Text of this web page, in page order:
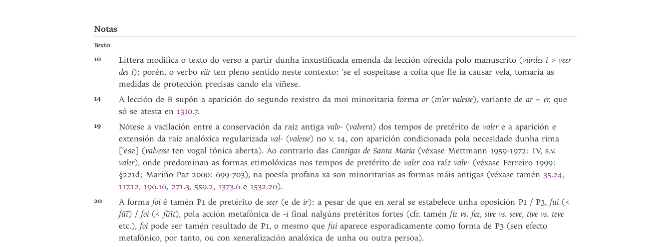
Notas
Texto
10
Littera modifica o texto do verso a partir dunha inxustificada emenda da lección ofrecida polo manuscrito (viirdes i> veer
des i); porén, o verbo viir ten pleno sentido neste contexto: ‘se el sospeitase a coita que lle ía causar vela, tomaría as
medidas de protección precisas cando ela viñese.
14 A lección de B supón a aparición do segundo rexistro da moi minoritaria forma or (m’or valesse), variante de ar ~ er, que
só se atesta en 1310.7.
19 Nótese a vacilación entre a conservación da raíz antiga valv- (valvera) dos tempos de pretérito de valer e a aparición e
extensión da raíz analóxica regularizada val- (valesse) no v. 14, con aparición condicionada pola necesidade dunha rima
[‘ese] (valvesse ten vogal tónica aberta). Ao contrario das Cantigas de Santa Maria (véxase Mettmann 1959-1972: IV, s.v.
valer), onde predominan as formas etimolóxicas nos tempos de pretérito de valer coa raíz valv- (véxase Ferreiro 1999:
§221d; Mariño Paz 2000: 699-703), na poesía profana xa son minoritarias as formas máis antigas (véxase tamén 35.24,
117.12, 196.16, 271.3, 559.2, 1373.6 e 1532.20).
20 A forma foié tamén P1 de pretérito de seer(e de ir): a pesar de que en xeral se estabelece unha oposición P1 / P3, fui(<
fŭī) / foi(< fŭĭt), pola acción metafónica de -ī final nalgúns pretéritos fortes (cfr. tamén fiz vs. fez, sive vs. seve, tive vs. teve
etc.), foipode ser tamén resultado de P1, o mesmo que fui aparece esporadicamente como forma de P3 (sen efecto
metafónico, por tanto, ou con xeneralización analóxica de unha ou outra persoa).